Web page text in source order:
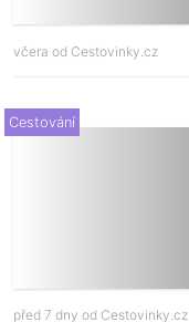
včera od Cestovinky.cz
Cestování
před 7 dny od Cestovinky.cz